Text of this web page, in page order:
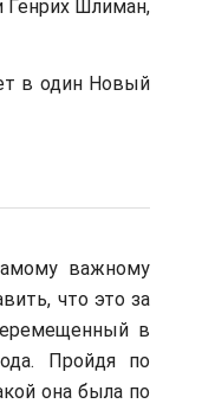
Генрих Шлиман,
в один Новый
важному
что это за
в
Пройдя по
она была по